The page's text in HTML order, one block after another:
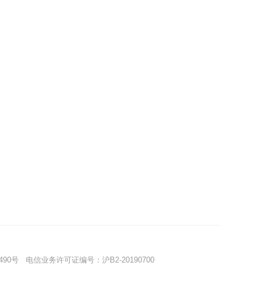
号 电信业务许可证编号：沪B2-20190700